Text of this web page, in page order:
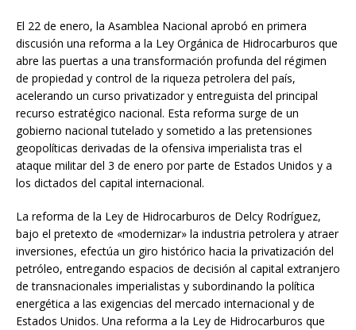
El 22 de enero, la Asamblea Nacional aprobó en primera
discusión una reforma a la Ley Orgánica de Hidrocarburos que
abre las puertas a una transformación profunda del régimen
de propiedad y control de la riqueza petrolera del país,
acelerando un curso privatizador y entreguista del principal
recurso estratégico nacional. Esta reforma surge de un
gobierno nacional tutelado y sometido a las pretensiones
geopolíticas derivadas de la ofensiva imperialista tras el
ataque militar del 3 de enero por parte de Estados Unidos y a
los dictados del capital internacional.
La reforma de la Ley de Hidrocarburos de Delcy Rodríguez,
bajo el pretexto de «modernizar» la industria petrolera y atraer
inversiones, efectúa un giro histórico hacia la privatización del
petróleo, entregando espacios de decisión al capital extranjero
de transnacionales imperialistas y subordinando la política
energética a las exigencias del mercado internacional y de
Estados Unidos. Una reforma a la Ley de Hidrocarburos que